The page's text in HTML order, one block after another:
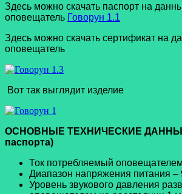
Здесь можно скачать паспорт на
оповещатель Говорун 1.1
Здесь можно скачать сертификат на
оповещатель
Вот так выглядит изделие
ОСНОВНЫЕ ТЕХНИЧЕСКИЕ ДАННЫЕ
паспорта)
Ток потребляемый
Диапазон напряжения питания –
Уровень звукового давления